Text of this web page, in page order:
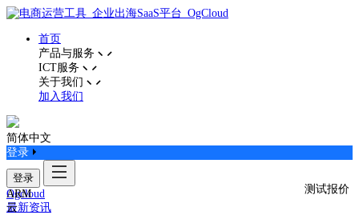
测试报价
首页
产品与服务
ICT服务
关于我们
加入我们
简体中文
登录
登录
ARM
云
Ogcloud
最新资讯